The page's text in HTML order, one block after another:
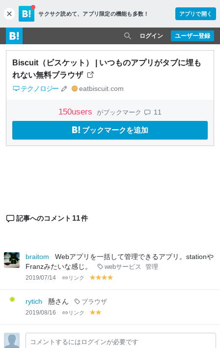
c
l
o
s
e
サクサク読めて、 アプリ限定の機能も多数！ アプリで開く
ユーザー登録
ログイン
Biscuit（ビスケット） | いつものアプリがタブに埋も
れない無料ブラウザ
テクノロジー eatbiscuit.com
150users がブックマーク 11
ブックマークを追加
記事へのコメント 11件
braitom
Webアプリを一括して管理できるアプリ。stationや
Franzみたいな感じ。
webサービス 管理
2019/07/14 リンク
y
lo
w
y
lo
w
y
lo
rytich 懸さん ブラウザ
2019/08/16 リンク
y
lo
w
lo
w
コメントするにはログインが必要です